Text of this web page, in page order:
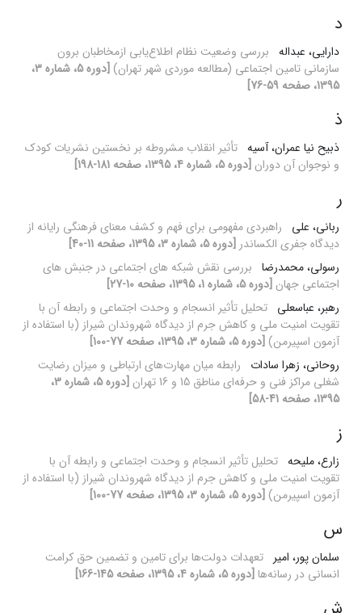
د
دارایی، عبداله بررسی وضعیت نظام اطلاع‌یابی ازمخاطبان برون
سازمانی تامین اجتماعی (مطالعه موردی شهر تهران)
[دوره 5، شماره 3،
1395، صفحه 59-76]
ذ
ذبیح نیا عمران، آسیه تأثیر انقلاب مشروطه بر نخستین نشریات کودک
و نوجوان آن دوران [دوره 5، شماره 4، 1395، صفحه 181-198]
ر
ربانی، علی
راهبردی مفهومی برای فهم و کشف معنای فرهنگی رایانه از
دیدگاه جفری الکساندر [دوره 5، شماره 3، 1395، صفحه 11-40]
رسولی، محمدرضا بررسی نقش شبکه های اجتماعی در جنبش های
اجتماعی جهان [دوره 5، شماره 1، 1395، صفحه 10-27]
رهبر، عباسعلی تحلیل تأثیر انسجام و وحدت اجتماعی و رابطه آن با
تقویت امنیت ملی و کاهش جرم از دیدگاه شهروندان شیراز (با استفاده از
آزمون اسپیرمن) [دوره 5، شماره 3، 1395، صفحه 77-100]
روحانی، زهرا سادات
رابطه میان مهارت‌های ارتباطی و میزان رضایت
شغلی مراکز فنی و حرفه‌ای مناطق 15 و 16 تهران
[دوره 5، شماره 3،
1395، صفحه 41-58]
ز
زارع، ملیحه تحلیل تأثیر انسجام و وحدت اجتماعی و رابطه آن با
تقویت امنیت ملی و کاهش جرم از دیدگاه شهروندان شیراز (با استفاده از
آزمون اسپیرمن) [دوره 5، شماره 3، 1395، صفحه 77-100]
س
سلمان پور، امیر تعهدات دولت‌ها برای تامین و تضمین حق کرامت
انسانی در رسانه‌ها [دوره 5، شماره 4، 1395، صفحه 145-166]